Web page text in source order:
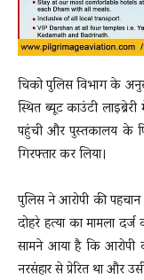
चिको पुलिस विभाग के
स्थित ब्यूट काउंटी
पहुंची और पुस्तकालय के
गिरफ्तार कर लिया।
पुलिस ने आरोपी की
दोहरे हत्या का मामला
सामने आया है कि
नरसंहार से प्रेरित था और